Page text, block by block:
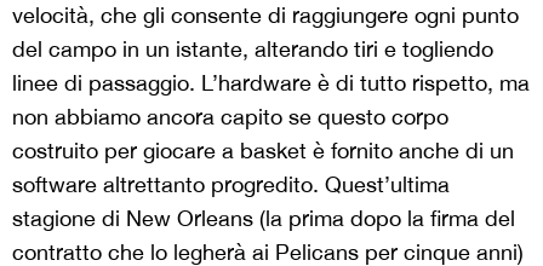
velocità, che gli consente di raggiungere ogni punto
del campo in un istante, alterando tiri e togliendo
linee di passaggio. L’hardware è di tutto rispetto, ma
non abbiamo ancora capito se questo corpo
costruito per giocare a basket è fornito anche di un
software altrettanto progredito. Quest’ultima
stagione di New Orleans (la prima dopo la firma del
contratto che lo legherà ai Pelicans per cinque anni)